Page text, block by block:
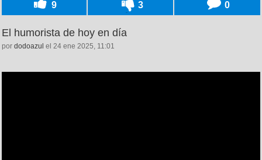
9 3 0
El humorista de hoy en día
por dodoazul el 24 ene 2025, 11:01